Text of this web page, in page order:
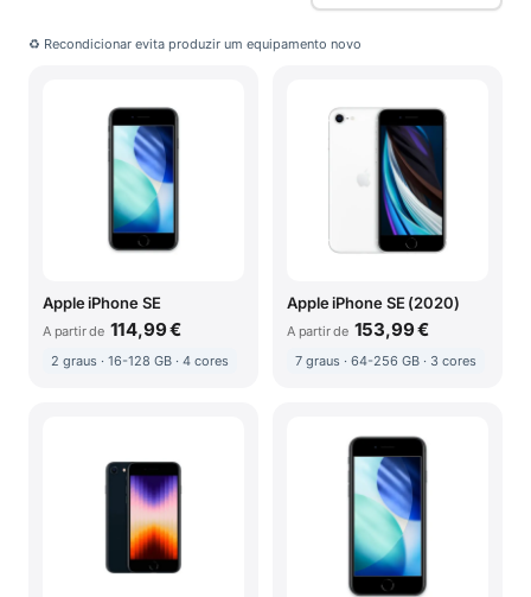
♻ Recondicionar evita produzir um equipamento novo
Apple iPhone SE
A partir de 114,99 €
2 graus · 16-128 GB · 4 cores
Apple iPhone SE (2020)
A partir de 153,99 €
7 graus · 64-256 GB · 3 cores